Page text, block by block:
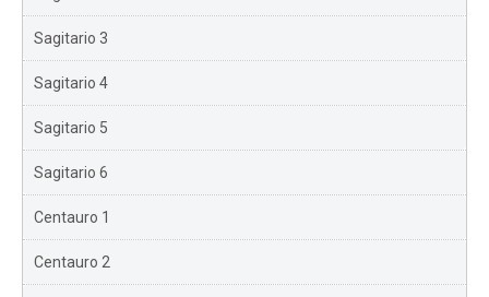
Sagitario 3
Sagitario 4
Sagitario 5
Sagitario 6
Centauro 1
Centauro 2